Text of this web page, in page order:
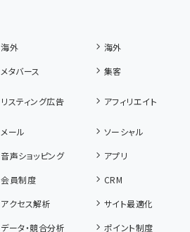
海外
海外
メタバース
集客
リスティング広告 アフィリエイト
メール
ソーシャル
音声ショッピング
アプリ
会員制度
CRM
アクセス解析
サイト最適化
データ・競合分析
ポイント制度